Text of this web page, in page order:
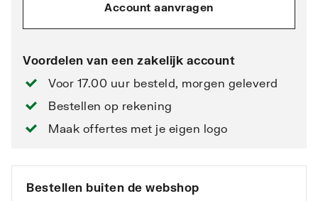
Account aanvragen
Voordelen van een zakelijk account
Voor 17.00 uur besteld, morgen geleverd
Bestellen op rekening
Maak offertes met je eigen logo
Bestellen buiten de webshop